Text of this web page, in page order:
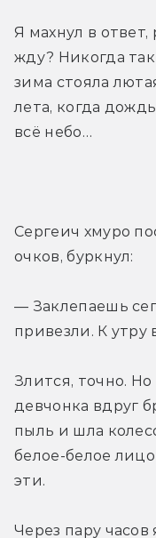
Я махнул в
жду? Никогда
зима стояла
лета, когда
всё небо…
Сергеич хмуро
очков, буркнул:
— Заклепаешь
привезли. К утру
Злится, точно.
девчонка вдруг
пыль и шла
белое-белое
эти.
Через пару часов